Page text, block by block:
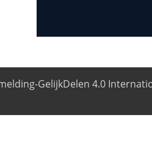
GelijkDelen 4.0